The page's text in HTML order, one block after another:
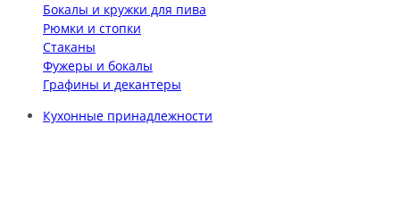
Бокалы и кружки для пива
Рюмки и стопки
Стаканы
Фужеры и бокалы
Графины и декантеры
Кухонные принадлежности